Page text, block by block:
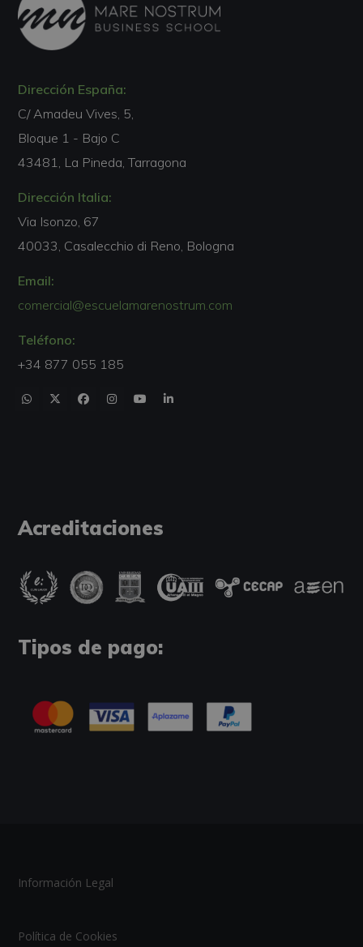
Dirección España:
C/ Amadeu Vives, 5,
Bloque 1 - Bajo C
43481, La Pineda, Tarragona
Dirección Italia:
Via Isonzo, 67
40033, Casalecchio di Reno, Bologna
Email:
comercial@escuelamarenostrum.com
Teléfono:
+34 877 055 185
Acreditaciones
Tipos de pago:
Información Legal
Política de Cookies